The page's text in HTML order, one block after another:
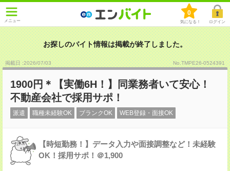
メニュー
0
気になる！ ログイン
お探しのバイト情報は掲載が終了しました。
掲載日 :2026/07/03 No.TMPE26-0524391
1900円＊【実働6H！】同業務者いて安心！
不動産会社で採用サポ！
派遣 職種未経験OK ブランクOK WEB登録・面接OK
【時短勤務！】データ入力や面接調整など！未経験
OK！採用サポ！＠1,900